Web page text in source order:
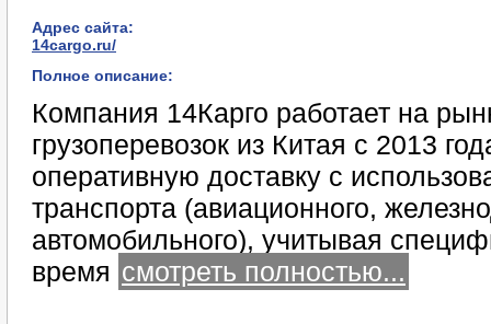
Адрес сайта:
14cargo.ru/
Полное описание:
Компания 14Карго работает на
грузоперевозок из Китая с 2013
оперативную доставку с
транспорта (авиационного,
автомобильного), учитывая
время смотреть полностью...